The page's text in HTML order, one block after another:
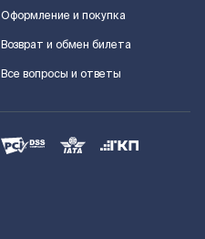
Оформление и покупка
Возврат и обмен билета
Все вопросы и ответы